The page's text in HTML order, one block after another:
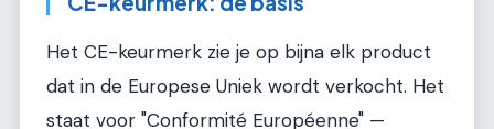
Het CE-keurmerk zie je op bijna elk product
dat in de Europese Uniek wordt verkocht. Het
staat voor "Conformité Européenne" —